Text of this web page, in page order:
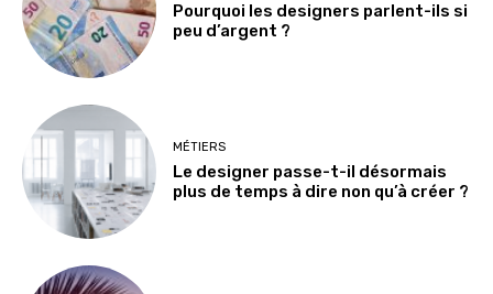
Pourquoi les designers parlent-ils si
peu d’argent ?
MÉTIERS
Le designer passe-t-il désormais
plus de temps à dire non qu’à créer ?